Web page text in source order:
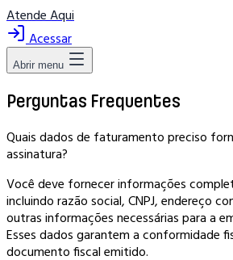
Atende Aqui
Acessar
Abrir menu
Perguntas Frequentes
Quais dados de faturamento preciso
assinatura?
Você deve fornecer informações
incluindo razão social, CNPJ, endereço
outras informações necessárias para a
Esses dados garantem a conformidade
documento fiscal emitido.